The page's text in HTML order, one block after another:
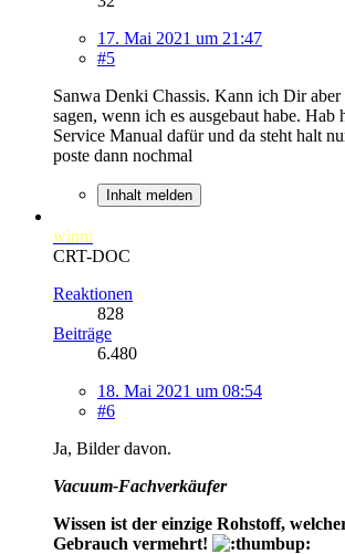
17. Mai 2021 um 21:47
#5
Sanwa Denki Chassis. Kann ich Dir aber
sagen, wenn ich es ausgebaut habe. Hab
Service Manual dafür und da steht halt
poste dann nochmal
Inhalt melden
winni
CRT-DOC
Reaktionen
828
Beiträge
6.480
18. Mai 2021 um 08:54
#6
Ja, Bilder davon.
Vacuum-Fachverkäufer
Wissen ist der einzige Rohstoff,
Gebrauch vermehrt!